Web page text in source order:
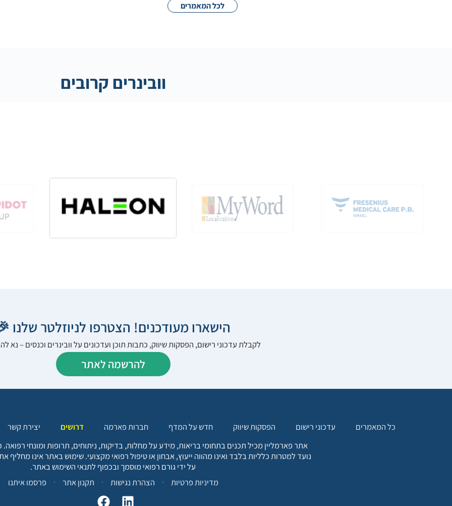
לכל המאמרים
וובינרים קרובים
הישארו מעודכנים! הצטרפו לניוזלטר שלנו
לקבלת עדכוני רישום, הפסקות שיווק, כתבות תוכן ועדכונים על וובינרים וכנסים – נא
להרשמה לאתר
כל המאמרים עדכוני רישום הפסקות שיווק חדש על המדף חברות פארמה דרושים
יצירת קשר
אתר פארמליין מכיל תכנים בתחומי בריאות, מידע על מחלות, בדיקות, ניתוחים, תרופות ומונחי
נועד למטרות כלליות בלבד ואינו מהווה ייעוץ, אבחון או טיפול רפואי מקצועי. שימוש באתר אינו מחליף
על ידי גורם רפואי מוסמך ובכפוף לתנאי השימוש באתר.
מדיניות פרטיות
הצהרת נגישות תקנון אתר פרסמו איתנו